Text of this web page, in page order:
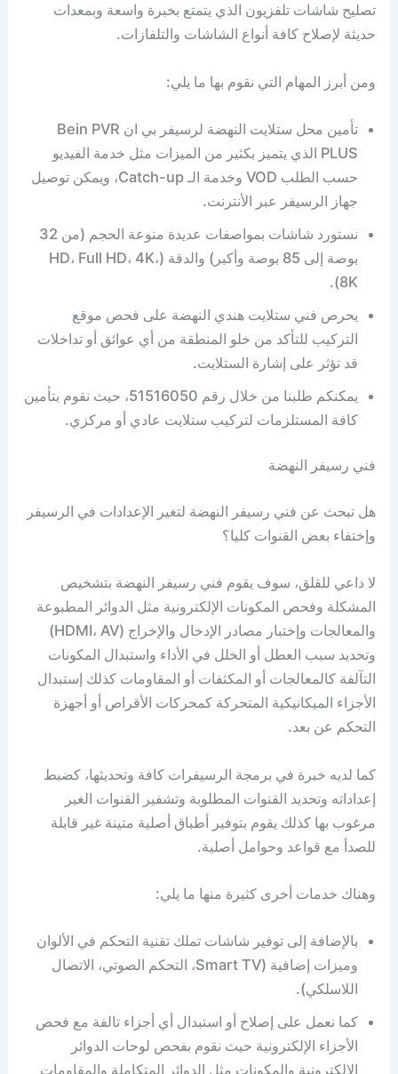
تصليح شاشات تلفزيون الذي يتمتع بخبرة واسعة وبمعدات
حديثة لإصلاح كافة أنواع الشاشات والتلفازات.
ومن أبرز المهام التي نقوم بها ما يلي:
تأمين محل ستلايت النهضة لرسيفر بي ان Bein PVR
PLUS الذي يتميز بكثير من الميزات مثل خدمة الفيديو
حسب الطلب VOD وخدمة الـ Catch-up، ويمكن توصيل
جهاز الرسيفر عبر الأنترنت.
نستورد شاشات بمواصفات عديدة منوعة الحجم (من 32
بوصة إلى 85 بوصة وأكبر) والدقة (HD، Full HD، 4K،
8K).
يحرص فني ستلايت هندي النهضة على فحص موقع
التركيب للتأكد من خلو المنطقة من أي عوائق أو تداخلات
قد تؤثر على إشارة الستلايت.
يمكنكم طلبنا من خلال رقم 51516050، حيث نقوم بتأمين
كافة المستلزمات لتركيب ستلايت عادي أو مركزي.
فني رسيفر النهضة
هل تبحث عن فني رسيفر النهضة لتغير الإعدادات في الرسيفر
وإختفاء بعض القنوات كليا؟
لا داعي للقلق، سوف يقوم فني رسيفر النهضة بتشخيص
المشكلة وفحص المكونات الإلكترونية مثل الدوائر المطبوعة
والمعالجات وإختبار مصادر الإدخال والإخراج (HDMI، AV)
وتحديد سبب العطل أو الخلل في الأداء واستبدال المكونات
التآلفة كالمعالجات أو المكثفات أو المقاومات كذلك إستبدال
الأجزاء الميكانيكية المتحركة كمحركات الأقراص أو أجهزة
التحكم عن بعد.
كما لديه خبرة في برمجة الرسيفرات كافة وتحديثها، كضبط
إعداداته وتحديد القنوات المطلوبة وتشفير القنوات الغير
مرغوب بها كذلك يقوم بتوفير أطباق أصلية متينة غير قابلة
للصدأ مع قواعد وحوامل أصلية.
وهناك خدمات أخرى كثيرة منها ما يلي:
بالإضافة إلى توفير شاشات تملك تقنية التحكم في الألوان
وميزات إضافية (Smart TV، التحكم الصوتي، الاتصال
اللاسلكي).
كما نعمل على إصلاح أو استبدال أي أجزاء تالفة مع فحص
الأجزاء الإلكترونية حيث نقوم بفحص لوحات الدوائر
الإلكترونية والمكونات مثل الدوائر المتكاملة والمقاومات